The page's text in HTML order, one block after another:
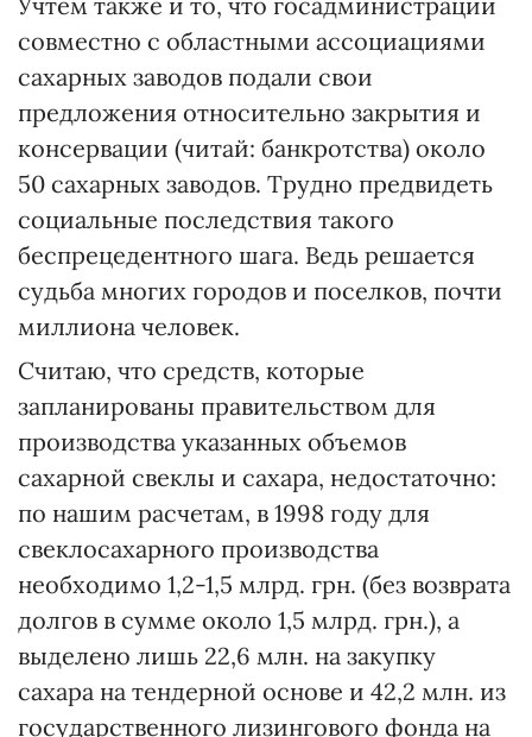
совместно с областными ассоциациями
сахарных заводов подали свои
предложения относительно закрытия и
консервации (читай: банкротства) около
50 сахарных заводов. Трудно предвидеть
социальные последствия такого
беспрецедентного шага. Ведь решается
судьба многих городов и поселков, почти
миллиона человек.
Считаю, что средств, которые
запланированы правительством для
производства указанных объемов
сахарной свеклы и сахара, недостаточно:
по нашим расчетам, в 1998 году для
свеклосахарного производства
необходимо 1,2-1,5 млрд. грн. (без возврата
долгов в сумме около 1,5 млрд. грн.), а
выделено лишь 22,6 млн. на закупку
сахара на тендерной основе и 42,2 млн. из
государственного лизингового фонда на